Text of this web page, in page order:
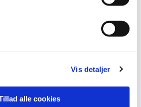
Vis detaljer
alle cookies
også kunne lide...